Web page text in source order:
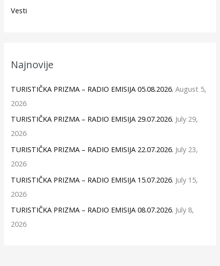
Vesti
Najnovije
TURISTIČKA PRIZMA – RADIO EMISIJA 05.08.2026. August 5,
2026
TURISTIČKA PRIZMA – RADIO EMISIJA 29.07.2026. July 29,
2026
TURISTIČKA PRIZMA – RADIO EMISIJA 22.07.2026. July 23,
2026
TURISTIČKA PRIZMA – RADIO EMISIJA 15.07.2026. July 15,
2026
TURISTIČKA PRIZMA – RADIO EMISIJA 08.07.2026. July 8,
2026